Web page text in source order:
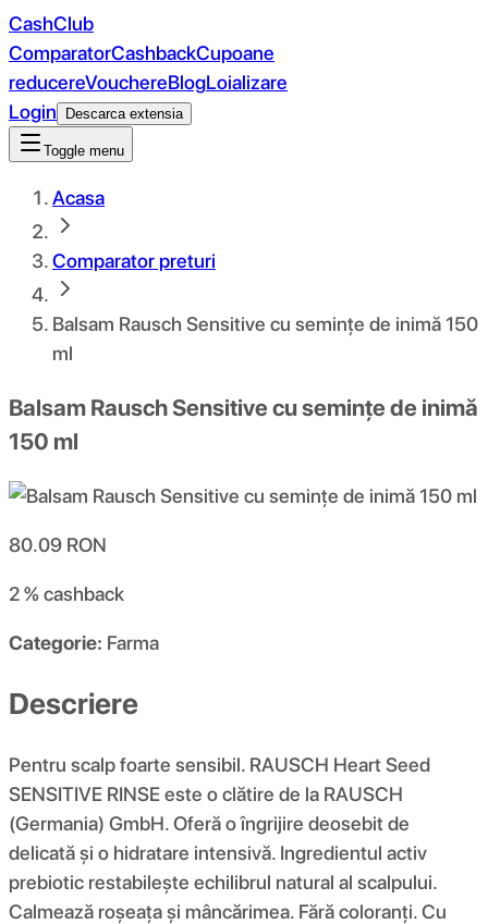
CashClub
ComparatorCashbackCupoane
reducereVouchereBlogLoializare
Login
Descarca extensia
Toggle menu
Acasa
Comparator preturi
Balsam Rausch Sensitive cu semințe de inimă 150
ml
Balsam Rausch Sensitive cu semințe de inimă
150 ml
80.09 RON
2 %cashback
Categorie: Farma
Descriere
Pentru scalp foarte sensibil. RAUSCH Heart Seed
SENSITIVE RINSE este o clătire de la RAUSCH
(Germania) GmbH. Oferă o îngrijire deosebit de
delicată și o hidratare intensivă. Ingredientul activ
prebiotic restabilește echilibrul natural al scalpului.
Calmează roșeața și mâncărimea. Fără coloranți. Cu